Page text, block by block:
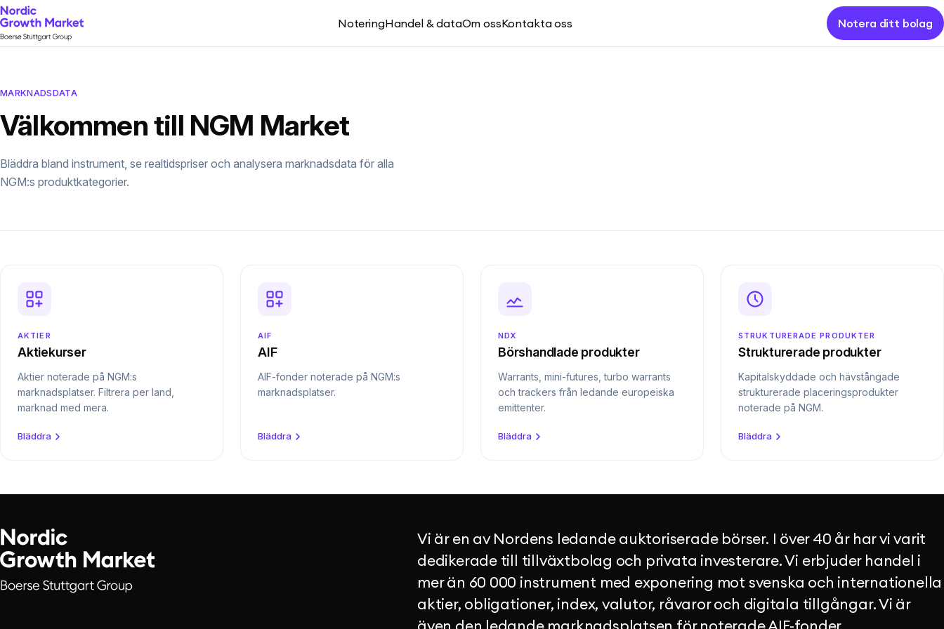
NoteringHandel & dataOm ossKontakta oss Notera ditt bolag
MARKNADSDATA
Välkommen till NGM Market
Bläddra bland instrument, se realtidspriser och analysera marknadsdata för alla
NGM:s produktkategorier.
AKTIER
Aktiekurser
Aktier noterade på NGM:s
marknadsplatser. Filtrera per land,
marknad med mera.
Bläddra
AIF
AIF
AIF-fonder noterade på NGM:s
marknadsplatser.
Bläddra
NDX
Börshandlade produkter
Warrants, mini-futures, turbo warrants
och trackers från ledande europeiska
emittenter.
Bläddra
STRUKTURERADE PRODUKTER
Strukturerade produkter
Kapitalskyddade och hävstångade
strukturerade placeringsprodukter
noterade på NGM.
Bläddra
Vi är en av Nordens ledande auktoriserade börser. I över 40 år har vi varit
dedikerade till tillväxtbolag och privata investerare. Vi erbjuder handel i
mer än 60 000 instrument med exponering mot svenska och internationella
aktier, obligationer, index, valutor, råvaror och digitala tillgångar. Vi är